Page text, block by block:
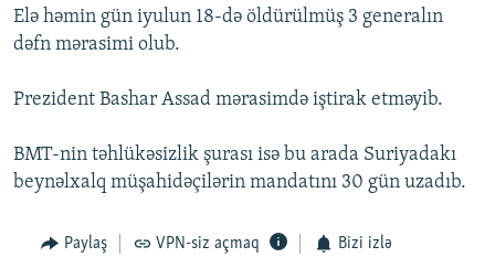
Elə həmin gün iyulun 18-də öldürülmüş 3 generalın
dəfn mərasimi olub.
Prezident Bashar Assad mərasimdə iştirak etməyib.
BMT-nin təhlükəsizlik şurası isə bu arada Suriyadakı
beynəlxalq müşahidəçilərin mandatını 30 gün uzadıb.
Paylaş VPN-siz açmaq Bizi izlə